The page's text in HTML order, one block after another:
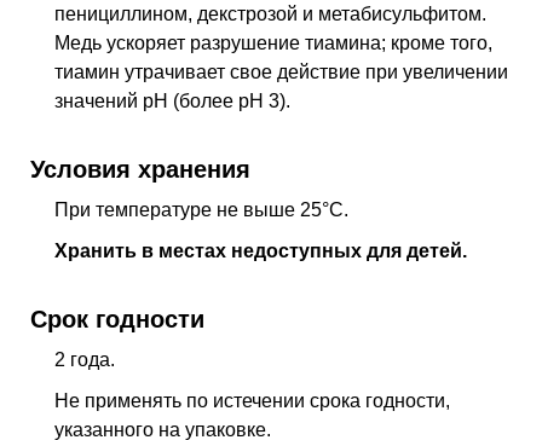
пенициллином, декстрозой и метабисульфитом.
Медь ускоряет разрушение тиамина; кроме того,
тиамин утрачивает свое действие при увеличении
значений рН (более рН 3).
Условия хранения
При температуре не выше 25°С.
Хранить в местах недоступных для детей.
Срок годности
2 года.
Не применять по истечении срока годности,
указанного на упаковке.